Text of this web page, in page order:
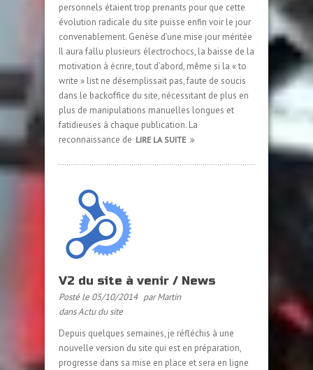
personnels étaient trop prenants pour que cette
évolution radicale du site puisse enfin voir le jour
convenablement. Genèse d’une mise jour méritée
Il aura fallu plusieurs électrochocs, la baisse de la
motivation à écrire, tout d’abord, même si la « to
write » list ne désemplissait pas, faute de soucis
dans le backoffice du site, nécessitant de plus en
plus de manipulations manuelles longues et
fatidieuses à chaque publication. La
reconnaissance de LIRE LA SUITE
V2 du site à venir / News
Posté le 05/10/2014 par Martin
dansActu du site
Depuis quelques semaines, je réfléchis à une
nouvelle version du site qui est en préparation,
progresse dans sa mise en place et sera en ligne